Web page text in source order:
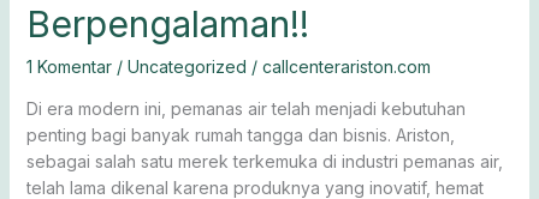
Berpengalaman!!
1 Komentar / Uncategorized / callcenterariston.com
Di era modern ini, pemanas air telah menjadi kebutuhan
penting bagi banyak rumah tangga dan bisnis. Ariston,
sebagai salah satu merek terkemuka di industri pemanas air,
telah lama dikenal karena produknya yang inovatif, hemat
Ahli
Berpengalaman!!